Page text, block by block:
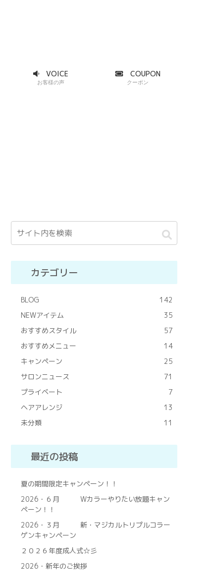
VOICE
お客様の声
COUPON
クーポン
カテゴリー
BLOG
142
NEWアイテム
35
おすすめスタイル
57
おすすめメニュー
14
キャンペーン
25
サロンニュース
71
プライベート
7
ヘアアレンジ
13
未分類
11
最近の投稿
夏の期間限定キャンペーン！！
2026・６月 Wカラーやりたい放題キャン
ペーン！！
2026・３月 新・マジカルトリプルコラー
ゲンキャンペーン
２０２６年度成人式☆彡
2026・新年のご挨拶